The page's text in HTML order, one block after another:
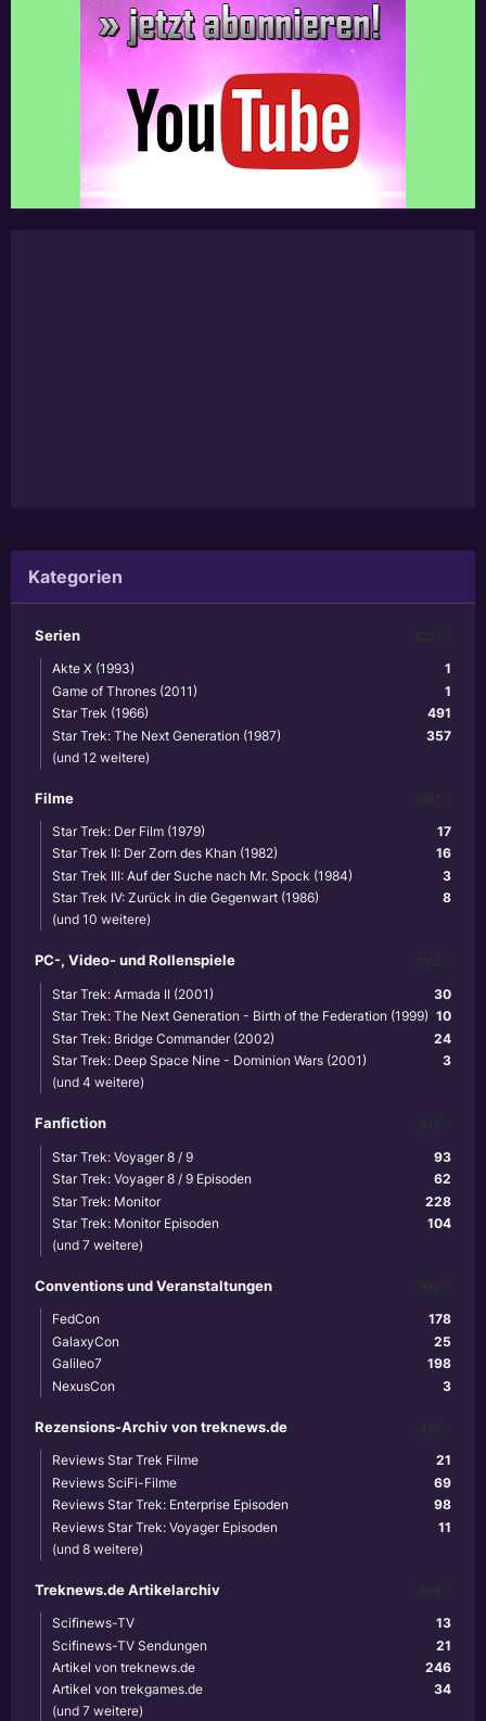
Kategorien
Serien
1
Akte X (1993)
1
Game of Thrones (2011)
491
Star Trek (1966)
357
Star Trek: The Next Generation (1987)
(und 12 weitere)
Filme
17
Star Trek: Der Film (1979)
16
Star Trek II: Der Zorn des Khan (1982)
3
Star Trek III: Auf der Suche nach Mr. Spock (1984)
8
Star Trek IV: Zurück in die Gegenwart (1986)
(und 10 weitere)
PC-, Video- und Rollenspiele
30
Star Trek: Armada II (2001)
10
Star Trek: The Next Generation - Birth of the Federation (1999)
24
Star Trek: Bridge Commander (2002)
3
Star Trek: Deep Space Nine - Dominion Wars (2001)
(und 4 weitere)
Fanfiction
93
Star Trek: Voyager 8 / 9
62
Star Trek: Voyager 8 / 9 Episoden
228
Star Trek: Monitor
104
Star Trek: Monitor Episoden
(und 7 weitere)
Conventions und Veranstaltungen
178
FedCon
25
GalaxyCon
198
Galileo7
3
NexusCon
Rezensions-Archiv von treknews.de
21
Reviews Star Trek Filme
69
Reviews SciFi-Filme
98
Reviews Star Trek: Enterprise Episoden
11
Reviews Star Trek: Voyager Episoden
(und 8 weitere)
Treknews.de Artikelarchiv
13
Scifinews-TV
21
Scifinews-TV Sendungen
246
Artikel von treknews.de
34
Artikel von trekgames.de
(und 7 weitere)